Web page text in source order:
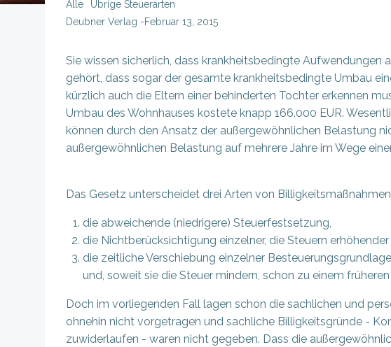
Alle
Übrige Steuerarten
Deubner Verlag -Februar 13, 2015
Sie wissen sicherlich, dass krankheitsbedingte
gehört, dass sogar der gesamte krankheitsbedingte Umbau
kürzlich auch die Eltern einer behinderten Tochter erkennen
Umbau des Wohnhauses kostete knapp 166.000 EUR.
können durch den Ansatz der außergewöhnlichen Belastung
außergewöhnlichen Belastung auf mehrere Jahre im Wege
Das Gesetz unterscheidet drei Arten von
die abweichende (niedrigere) Steuerfestsetzung,
die Nichtberücksichtigung einzelner, die Steuern
die zeitliche Verschiebung einzelner
und, soweit sie die Steuer mindern, schon zu einem
Doch im vorliegenden Fall lagen schon die sachlichen und
ohnehin nicht vorgetragen und sachliche Billigkeitsgründe -
zuwiderlaufen - waren nicht gegeben. Dass die